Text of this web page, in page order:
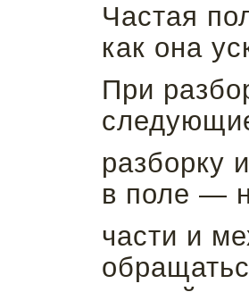
Частая
как она
При
разборку
в поле —
части и